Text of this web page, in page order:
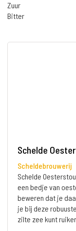
Zuur
Bitter
Schelde
Scheldebrouwerij
Schelde
een bedje van
beweren dat je
je bij deze
zilte zee kunt